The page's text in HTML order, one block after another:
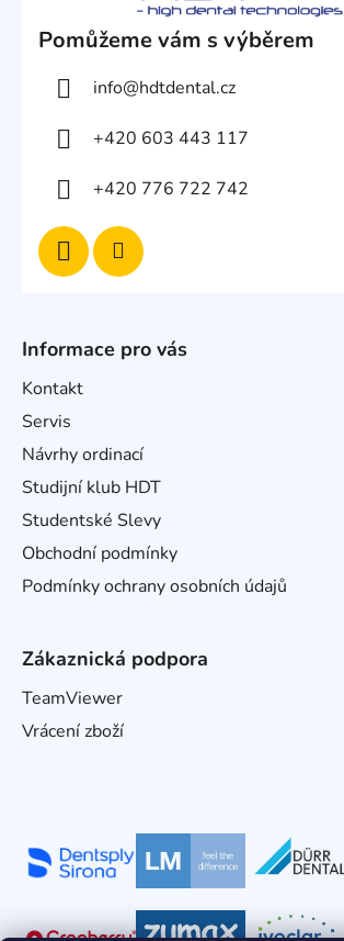
Pomůžeme vám s výběrem
info@hdtdental.cz
+420 603 443 117
+420 776 722 742
Informace pro vás
Kontakt
Servis
Návrhy ordinací
Studijní klub HDT
Studentské Slevy
Obchodní podmínky
Podmínky ochrany osobních údajů
Zákaznická podpora
TeamViewer
Vrácení zboží